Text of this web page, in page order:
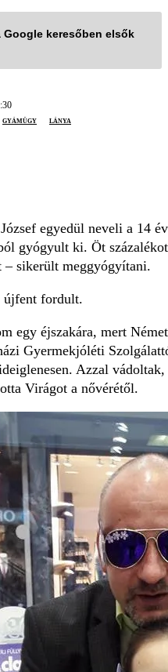
keresőben elsők
gyámügy lánya
egyedül neveli a 14
gyógyult ki. Öt
– sikerült meggyógyítani.
újfent fordult.
egy éjszakára, mert
Gyermekjóléti
Azzal
Virágot a nővérétől.